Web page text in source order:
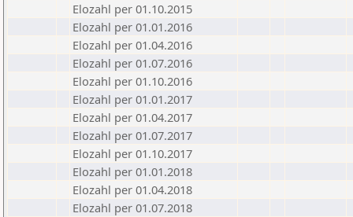
Elozahl per 01.10.2015
Elozahl per 01.01.2016
Elozahl per 01.04.2016
Elozahl per 01.07.2016
Elozahl per 01.10.2016
Elozahl per 01.01.2017
Elozahl per 01.04.2017
Elozahl per 01.07.2017
Elozahl per 01.10.2017
Elozahl per 01.01.2018
Elozahl per 01.04.2018
Elozahl per 01.07.2018